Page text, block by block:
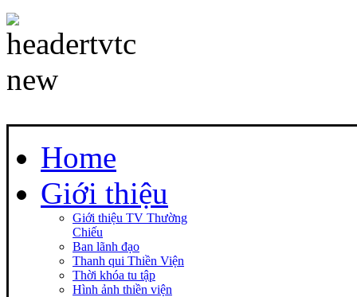
Home
Giới thiệu
Giới thiệu TV Thường
Chiếu
Ban lãnh đạo
Thanh qui Thiền Viện
Thời khóa tu tập
Hình ảnh thiền viện